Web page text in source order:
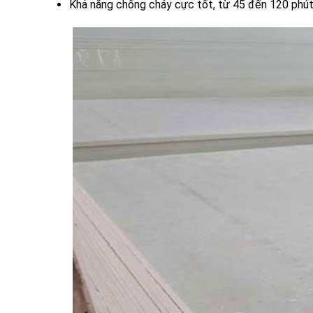
Khả năng chống cháy cực tốt, từ 45 đến 120